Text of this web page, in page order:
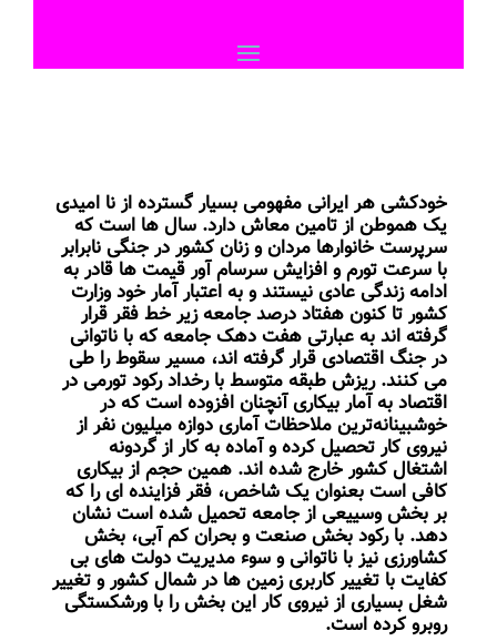
خودکشی هر ایرانی مفهومی بسیار گسترده از نا امیدی
یک هموطن از تامین معاش دارد. سال ها است که
سرپرست خانوارها مردان و زنان کشور در جنگی نابرابر
با سرعت تورم و افزایش سرسام آور قیمت ها قادر به
ادامه زندگی عادی نیستند و به اعتبار آمار خود وزارت
کشور تا کنون هفتاد درصد جامعه زیر خط فقر قرار
گرفته اند به عبارتی هفت دهک جامعه که با ناتوانی
در جنگ اقتصادی قرار گرفته اند، مسیر سقوط را طی
می کنند. ریزش طبقه متوسط با رخداد رکود تورمی در
اقتصاد به آمار بیکاری آنچنان افزوده است که در
خوشبینانه‌ترین ملاحظات آماری دوازه میلیون نفر از
نیروی کار تحصیل کرده و آماده به کار از گردونه
اشتغال کشور خارج شده اند. همین حجم از بیکاری
کافی است بعنوان یک شاخص، فقر فزاینده ای را که
بر بخش وسییعی از جامعه تحمیل شده است نشان
دهد. با رکود بخش صنعت و بحران کم آبی، بخش
کشاورزی نیز با ناتوانی و سوء مدیریت دولت های بی
کفایت با تغییر کاربری زمین ها در شمال کشور و تغییر
شغل بسیاری از نیروی کار این بخش را با ورشکستگی
روبرو کرده است.